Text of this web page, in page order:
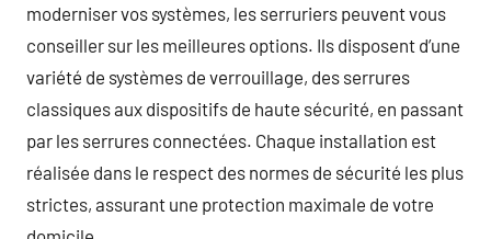
moderniser vos systèmes, les serruriers peuvent vous
conseiller sur les meilleures options. Ils disposent d’une
variété de systèmes de verrouillage, des serrures
classiques aux dispositifs de haute sécurité, en passant
par les serrures connectées. Chaque installation est
réalisée dans le respect des normes de sécurité les plus
strictes, assurant une protection maximale de votre